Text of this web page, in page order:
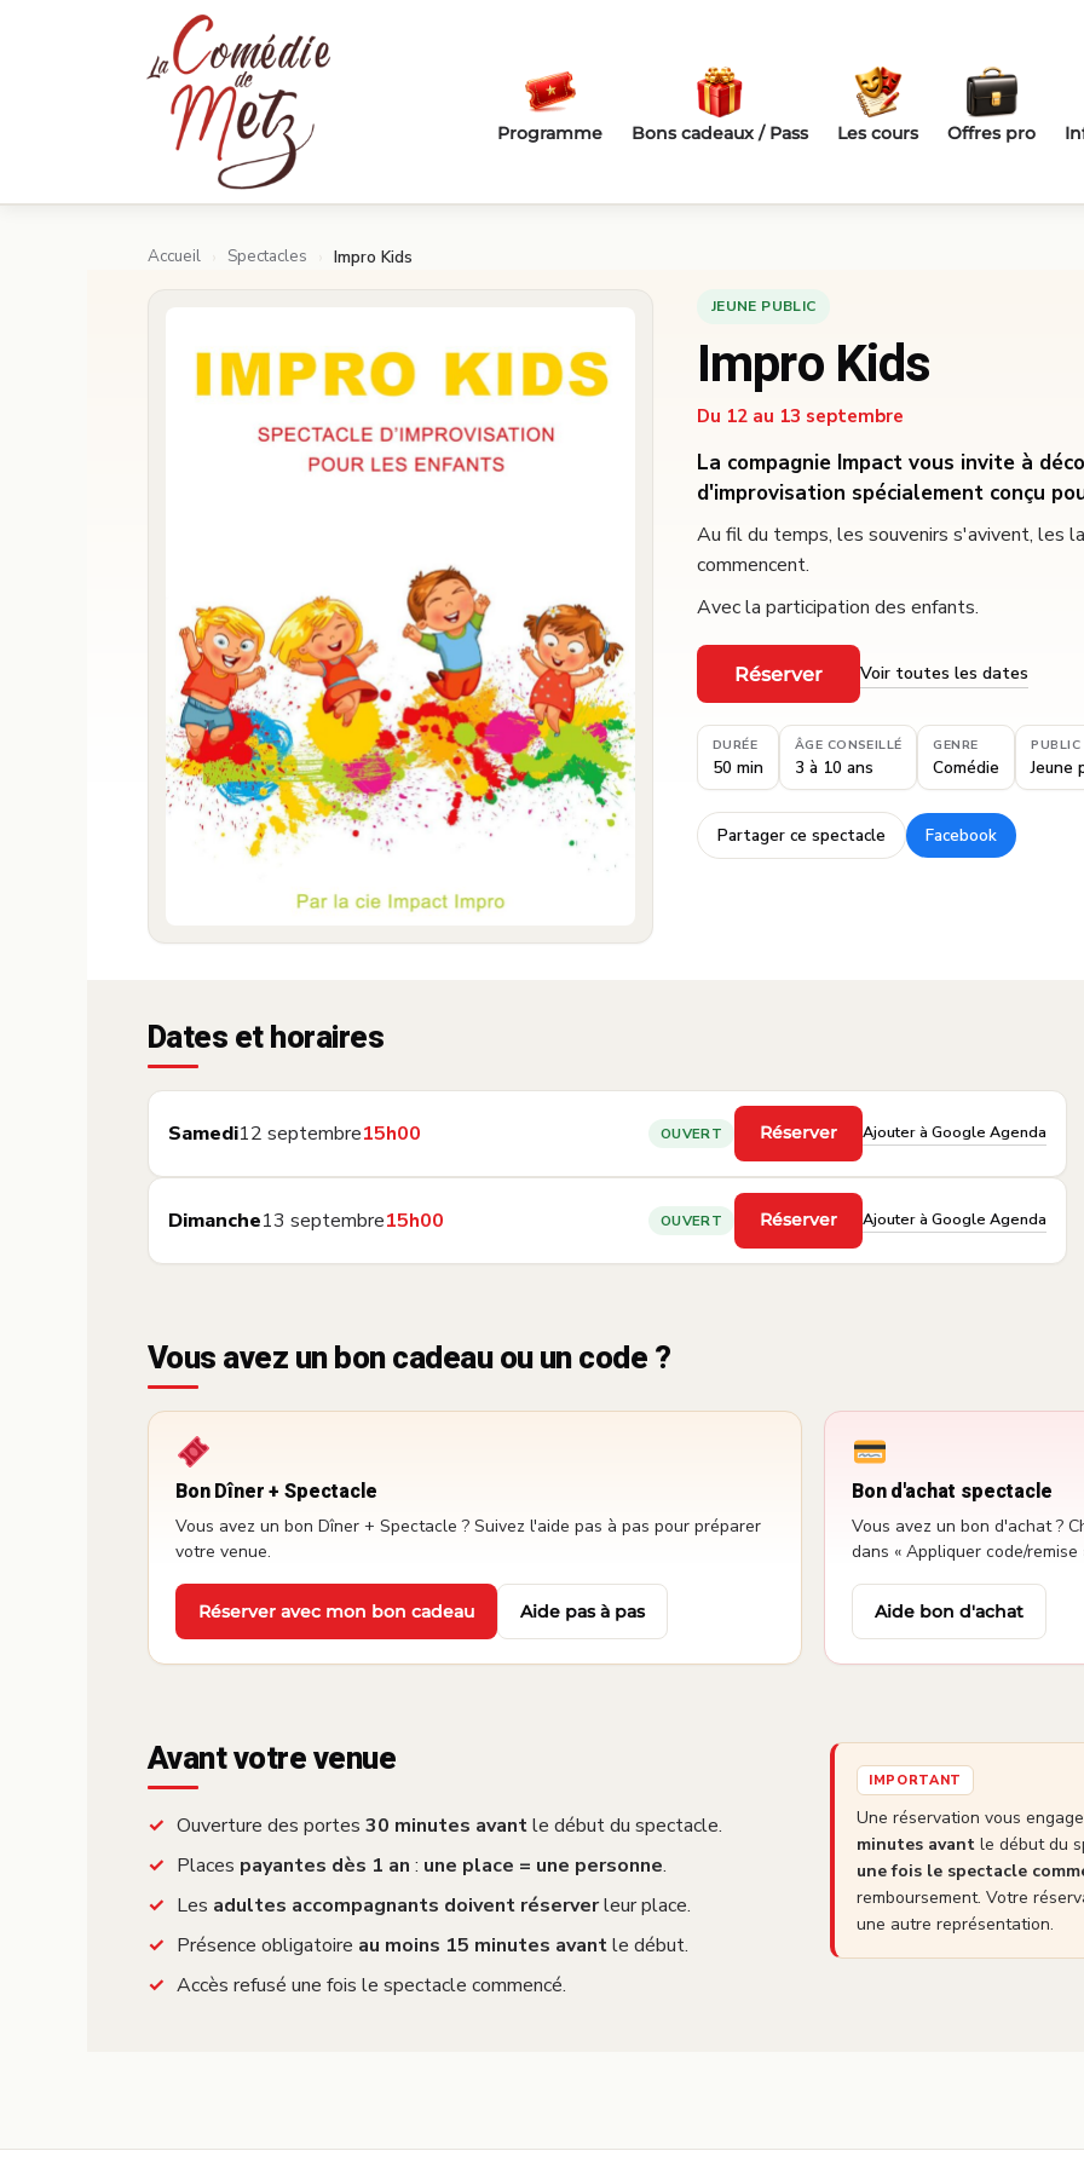
Passer au contenu principal
Programme Bons cadeaux / Pass Les cours Offres pro
Accueil Spectacles Impro Kids
JEUNE PUBLIC
Impro Kids
Du 12 au 13 septembre
La compagnie Impact vous invite à
d'improvisation spécialement conçu
Au fil du temps, les souvenirs s'avivent, les
commencent.
Avec la participation des enfants.
Réserver
·
Voir toutes les dates
DURÉE
50 min
ÂGE CONSEILLÉ
3 à 10 ans
GENRE
Comédie
PUBLIC
Jeune
Partager ce spectacle
·
Facebook
Dates et horaires
Samedi12 septembre15h00 OUVERT Réserver
·
Ajouter à Google Agenda
Dimanche13 septembre15h00 OUVERT Réserver
·
Ajouter à Google Agenda
Vous avez un bon cadeau ou un code ?
Bon Dîner + Spectacle
Vous avez un bon Dîner + Spectacle ? Suivez l'aide pas à pas pour préparer
votre venue.
Réserver avec mon bon cadeau
·
Aide pas à pas
Bon d'achat spectacle
Vous avez un bon d'achat ?
dans « Appliquer code/remise
Aide bon d'achat
Avant votre venue
Ouverture des portes 30 minutes avantle début du spectacle.
Places payantes dès 1 an : une place = une personne.
Les adultes accompagnants doivent réserverleur place.
Présence obligatoire au moins 15 minutes avantle début.
Accès refusé une fois le spectacle commencé.
IMPORTANT
Une réservation vous
minutes avant le début du
une fois le spectacle
remboursement. Votre
une autre représentation.